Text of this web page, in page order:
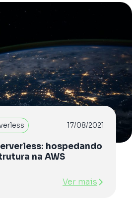
17/08/2021
hospedando
na AWS
Ver mais